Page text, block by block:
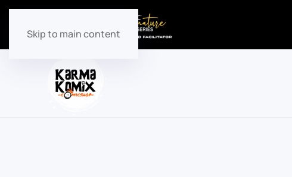
Skip to main content